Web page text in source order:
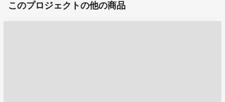
このプロジェクトの他の商品